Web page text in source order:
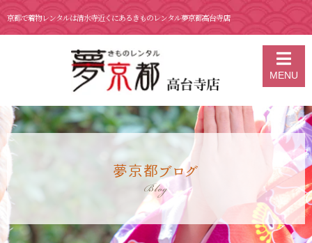
京都で着物レンタルは清水寺近くにあるきものレンタル夢京都高台寺店
MENU
京都の着物レンタル 夢京都 高台寺店
2月 13日 京都 着物レ
ンタル 夢京都高台寺
夢京都ブログ
Blog